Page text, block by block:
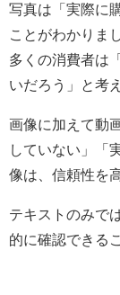
写真は「実際に
ことがわかりま
多くの消費者は
いだろう」と考
画像に加えて動
していない」「
像は、信頼性を
テキストのみで
的に確認できる